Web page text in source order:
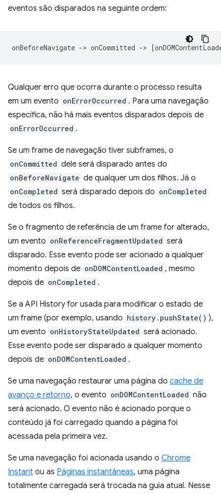
eventos são disparados na seguinte ordem:
Qualquer erro que ocorra durante o processo resulta
em um evento onErrorOccurred . Para uma navegação
específica, não há mais eventos disparados depois de
onErrorOccurred .
Se um frame de navegação tiver subframes, o
onCommitted dele será disparado antes do
onBeforeNavigate de qualquer um dos filhos. Já o
onCompleted será disparado depois do onCompleted
de todos os filhos.
Se o fragmento de referência de um frame for alterado,
um evento onReferenceFragmentUpdated será
disparado. Esse evento pode ser acionado a qualquer
momento depois de onDOMContentLoaded , mesmo
depois de onCompleted .
Se a API History for usada para modificar o estado de
um frame (por exemplo, usando history.pushState() ),
um evento onHistoryStateUpdated será acionado.
Esse evento pode ser disparado a qualquer momento
depois de onDOMContentLoaded .
Se uma navegação restaurar uma página do cache de
avanço e retorno, o evento onDOMContentLoaded não
será acionado. O evento não é acionado porque o
conteúdo já foi carregado quando a página foi
acessada pela primeira vez.
Se uma navegação foi acionada usando o Chrome
Instant ou as Páginas instantâneas, uma página
totalmente carregada será trocada na guia atual. Nesse